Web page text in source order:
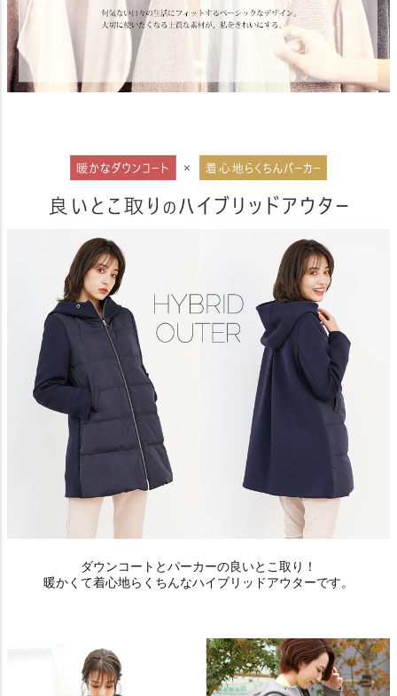
ダウンコートとパーカーの良いとこ取り！
暖かくて着心地らくちんなハイブリッドアウターです。